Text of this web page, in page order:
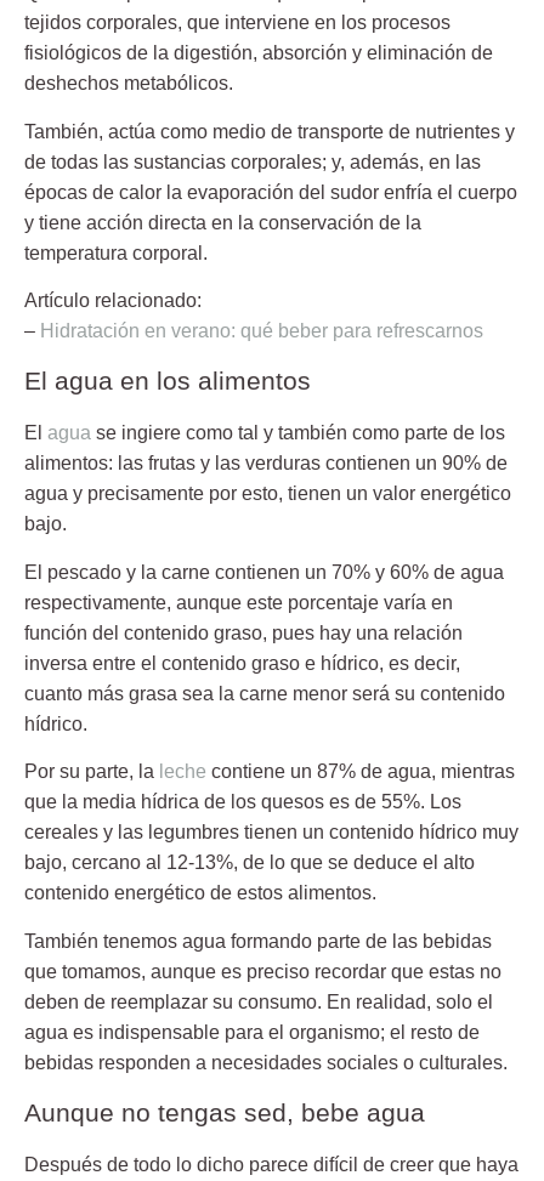
tejidos corporales, que interviene en los procesos
fisiológicos de la digestión, absorción y eliminación de
deshechos metabólicos.
También, actúa como medio de transporte de nutrientes y
de todas las sustancias corporales; y, además, en las
épocas de calor la evaporación del sudor enfría el cuerpo
y tiene acción directa en la conservación de la
temperatura corporal.
Artículo relacionado:
– Hidratación en verano: qué beber para refrescarnos
El agua en los alimentos
El agua se ingiere como tal y también como parte de los
alimentos: las frutas y las verduras contienen un 90% de
agua y precisamente por esto, tienen un valor energético
bajo.
El pescado y la carne contienen un 70% y 60% de agua
respectivamente, aunque este porcentaje varía en
función del contenido graso, pues hay una relación
inversa entre el contenido graso e hídrico, es decir,
cuanto más grasa sea la carne menor será su contenido
hídrico.
Por su parte, la leche contiene un 87% de agua, mientras
que la media hídrica de los quesos es de 55%. Los
cereales y las legumbres tienen un contenido hídrico muy
bajo, cercano al 12-13%, de lo que se deduce el alto
contenido energético de estos alimentos.
También tenemos agua formando parte de las bebidas
que tomamos, aunque es preciso recordar que estas no
deben de reemplazar su consumo. En realidad, solo el
agua es indispensable para el organismo; el resto de
bebidas responden a necesidades sociales o culturales.
Aunque no tengas sed, bebe agua
Después de todo lo dicho parece difícil de creer que haya